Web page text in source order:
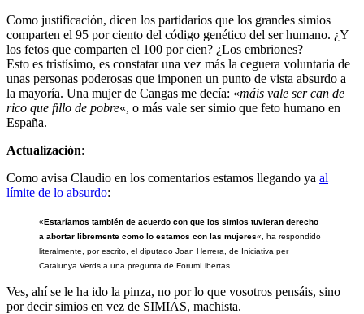
Como justificación, dicen los partidarios que los grandes simios
comparten el 95 por ciento del código genético del ser humano. ¿Y
los fetos que comparten el 100 por cien? ¿Los embriones?
Esto es tristísimo, es constatar una vez más la ceguera voluntaria de
unas personas poderosas que imponen un punto de vista absurdo a
la mayoría. Una mujer de Cangas me decía: «máis vale ser can de
rico que fillo de pobre«, o más vale ser simio que feto humano en
España.
Actualización:
Como avisa Claudio en los comentarios estamos llegando ya al
límite de lo absurdo:
«Estaríamos también de acuerdo con que los simios tuvieran derecho
a abortar libremente como lo estamos con las mujeres«, ha respondido
literalmente, por escrito, el diputado Joan Herrera, de Iniciativa per
Catalunya Verds a una pregunta de ForumLibertas.
Ves, ahí se le ha ido la pinza, no por lo que vosotros pensáis, sino
por decir simios en vez de SIMIAS, machista.